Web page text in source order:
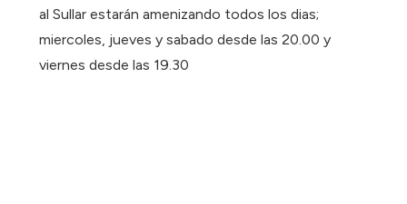
al Sullar estarán amenizando todos los dias;
miercoles, jueves y sabado desde las 20.00 y
viernes desde las 19.30